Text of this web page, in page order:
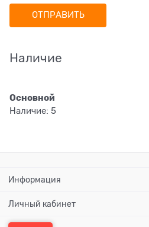
Наличие
Основной
Наличие: 5
Информация
Личный кабинет